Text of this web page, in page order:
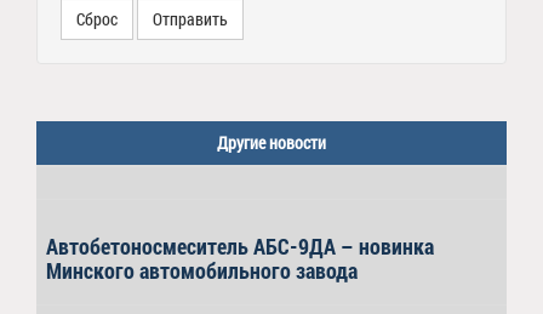
Сброс Отправить
Другие новости
Автобетоносмеситель АБС-9ДА – новинка
Минского автомобильного завода